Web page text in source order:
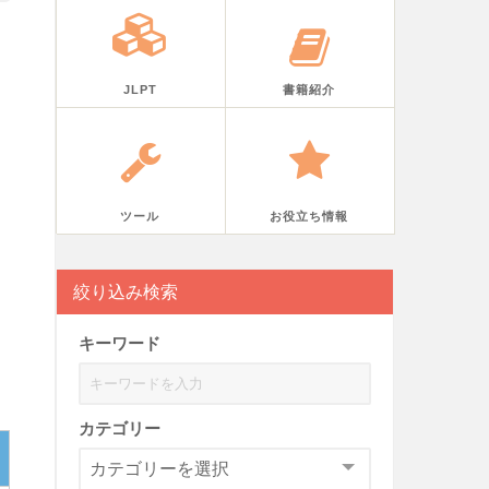
JLPT 書籍紹介
ツール お役立ち情報
絞り込み検索
キーワード
カテゴリー